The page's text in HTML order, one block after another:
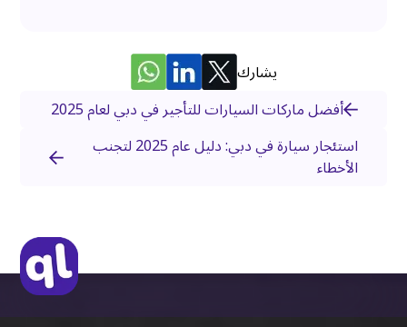
يشارك
أفضل ماركات السيارات للتأجير في دبي لعام 2025
استئجار سيارة في دبي: دليل عام 2025 لتجنب
الأخطاء